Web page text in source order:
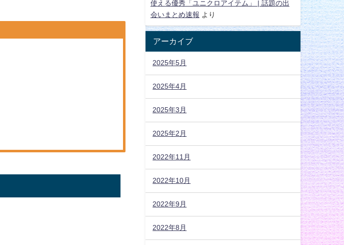
使える優秀「ユニクロアイテム」 | 話題の出
会いまとめ速報 より
アーカイブ
2025年5月
2025年4月
2025年3月
2025年2月
2022年11月
2022年10月
2022年9月
2022年8月